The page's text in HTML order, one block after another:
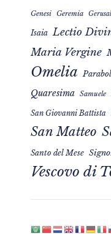
Genesi Geremia
Isaia Lectio
Maria Vergine
Omelia
Quaresima Samuele
San Giovanni Battista
San Matteo
Santo del Mese
Vescovo di